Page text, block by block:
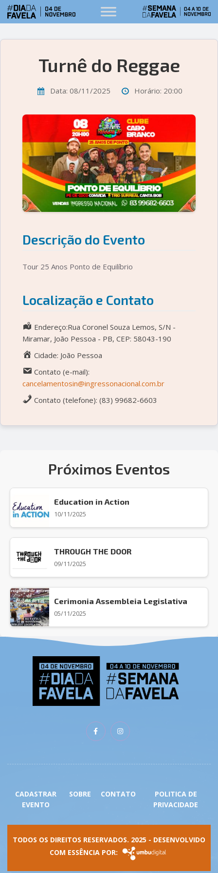
Turnê do Reggae
Data: 08/11/2025 Horário: 20:00
Descrição do Evento
Tour 25 Anos Ponto de Equilíbrio
Localização e Contato
Endereço:Rua Coronel Souza Lemos, S/N -
Miramar, João Pessoa - PB, CEP: 58043-190
Cidade: João Pessoa
Contato (e-mail):
cancelamentosin@ingressonacional.com.br
Contato (telefone): (83) 99682-6603
Próximos Eventos
Education in Action
10/11/2025
THROUGH THE DOOR
09/11/2025
Cerimonia Assembleia Legislativa
05/11/2025
CADASTRAR
EVENTO
SOBRE CONTATO
POLITICA DE
PRIVACIDADE
TODOS OS DIREITOS RESERVADOS. 2025 - DESENVOLVIDO
COM ESSÊNCIA POR: